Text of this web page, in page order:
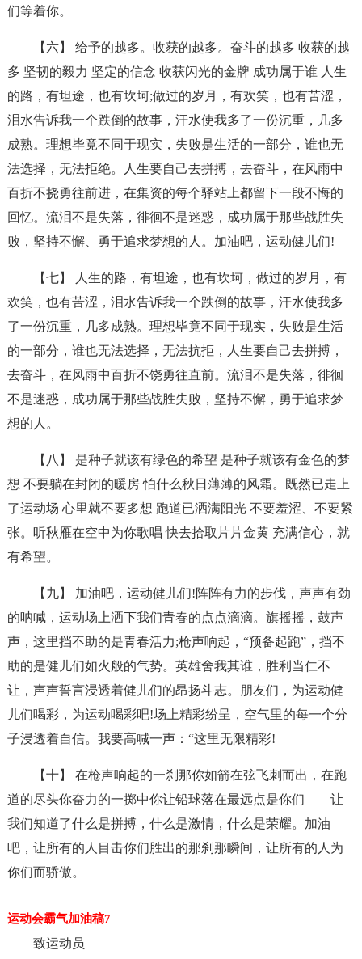
们等着你。
【六】 给予的越多。收获的越多。奋斗的越多 收获的越
多 坚韧的毅力 坚定的信念 收获闪光的金牌 成功属于谁 人生
的路，有坦途，也有坎坷;做过的岁月，有欢笑，也有苦涩，
泪水告诉我一个跌倒的故事，汗水使我多了一份沉重，几多
成熟。理想毕竟不同于现实，失败是生活的一部分，谁也无
法选择，无法拒绝。人生要自己去拼搏，去奋斗，在风雨中
百折不挠勇往前进，在集资的每个驿站上都留下一段不悔的
回忆。流泪不是失落，徘徊不是迷惑，成功属于那些战胜失
败，坚持不懈、勇于追求梦想的人。加油吧，运动健儿们!
【七】 人生的路，有坦途，也有坎坷，做过的岁月，有
欢笑，也有苦涩，泪水告诉我一个跌倒的故事，汗水使我多
了一份沉重，几多成熟。理想毕竟不同于现实，失败是生活
的一部分，谁也无法选择，无法抗拒，人生要自己去拼搏，
去奋斗，在风雨中百折不饶勇往直前。流泪不是失落，徘徊
不是迷惑，成功属于那些战胜失败，坚持不懈，勇于追求梦
想的人。
【八】 是种子就该有绿色的希望 是种子就该有金色的梦
想 不要躺在封闭的暖房 怕什么秋日薄薄的风霜。既然已走上
了运动场 心里就不要多想 跑道已洒满阳光 不要羞涩、不要紧
张。听秋雁在空中为你歌唱 快去拾取片片金黄 充满信心，就
有希望。
【九】 加油吧，运动健儿们!阵阵有力的步伐，声声有劲
的呐喊，运动场上洒下我们青春的点点滴滴。旗摇摇，鼓声
声，这里挡不助的是青春活力;枪声响起，“预备起跑”，挡不
助的是健儿们如火般的气势。英雄舍我其谁，胜利当仁不
让，声声誓言浸透着健儿们的昂扬斗志。朋友们，为运动健
儿们喝彩，为运动喝彩吧!场上精彩纷呈，空气里的每一个分
子浸透着自信。我要高喊一声：“这里无限精彩!
【十】 在枪声响起的一刹那你如箭在弦飞刺而出，在跑
道的尽头你奋力的一掷中你让铅球落在最远点是你们——让
我们知道了什么是拼搏，什么是激情，什么是荣耀。加油
吧，让所有的人目击你们胜出的那刹那瞬间，让所有的人为
你们而骄傲。
运动会霸气加油稿7
致运动员